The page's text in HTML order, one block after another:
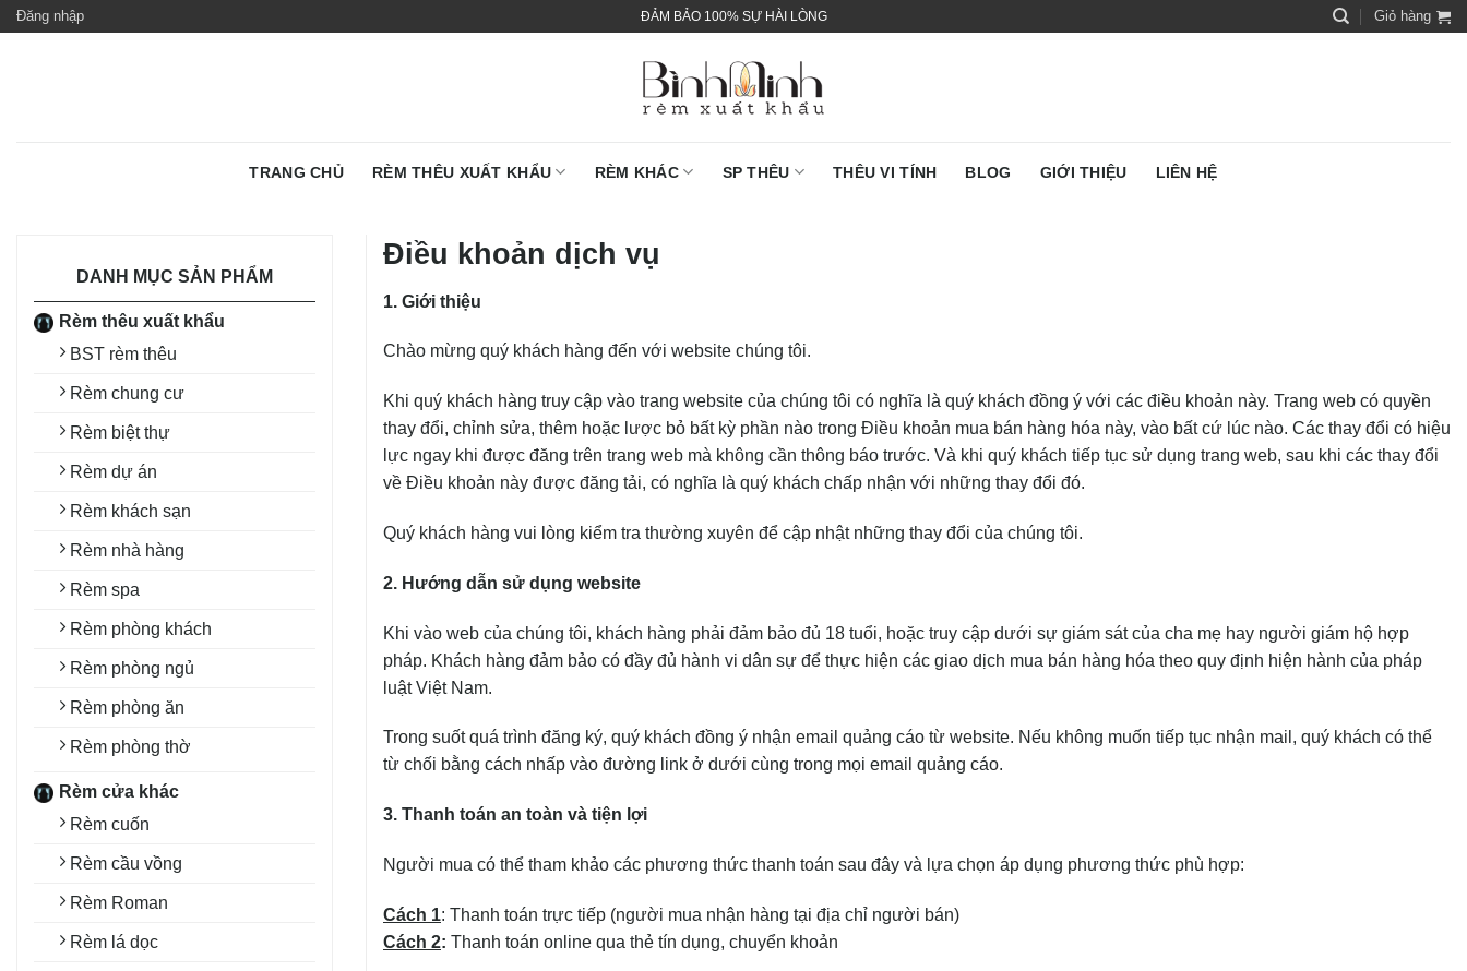
SkipĐăng nhập ĐẢM BẢO 100% SỰ HÀI LÒNG Giỏ hàng
TRANG CHỦ RÈM THÊU XUẤT KHẨU RÈM KHÁC SP THÊU THÊU VI TÍNH BLOG GIỚI THIỆU LIÊN HỆ
Điều khoản dịch vụ
1. Giới thiệu
Chào mừng quý khách hàng đến với website chúng tôi.
Khi quý khách hàng truy cập vào trang website của chúng tôi có nghĩa là quý khách đồng ý với các điều khoản này. Trang web có quyền
thay đổi, chỉnh sửa, thêm hoặc lược bỏ bất kỳ phần nào trong Điều khoản mua bán hàng hóa này, vào bất cứ lúc nào. Các thay đổi có hiệu
lực ngay khi được đăng trên trang web mà không cần thông báo trước. Và khi quý khách tiếp tục sử dụng trang web, sau khi các thay đổi
về Điều khoản này được đăng tải, có nghĩa là quý khách chấp nhận với những thay đổi đó.
Quý khách hàng vui lòng kiểm tra thường xuyên để cập nhật những thay đổi của chúng tôi.
2. Hướng dẫn sử dụng website
Khi vào web của chúng tôi, khách hàng phải đảm bảo đủ 18 tuổi, hoặc truy cập dưới sự giám sát của cha mẹ hay người giám hộ hợp
pháp. Khách hàng đảm bảo có đầy đủ hành vi dân sự để thực hiện các giao dịch mua bán hàng hóa theo quy định hiện hành của pháp
luật Việt Nam.
Trong suốt quá trình đăng ký, quý khách đồng ý nhận email quảng cáo từ website. Nếu không muốn tiếp tục nhận mail, quý khách có thể
từ chối bằng cách nhấp vào đường link ở dưới cùng trong mọi email quảng cáo.
3. Thanh toán an toàn và tiện lợi
Người mua có thể tham khảo các phương thức thanh toán sau đây và lựa chọn áp dụng phương thức phù hợp:
Cách 1: Thanh toán trực tiếp (người mua nhận hàng tại địa chỉ người bán)
Cách 2: Thanh toán online qua thẻ tín dụng, chuyển khoản
DANH MỤC SẢN PHẨM
Rèm thêu xuất khẩu
BST rèm thêu
Rèm chung cư
Rèm biệt thự
Rèm dự án
Rèm khách sạn
Rèm nhà hàng
Rèm spa
Rèm phòng khách
Rèm phòng ngủ
Rèm phòng ăn
Rèm phòng thờ
Rèm cửa khác
Rèm cuốn
Rèm cầu vồng
Rèm Roman
Rèm lá dọc